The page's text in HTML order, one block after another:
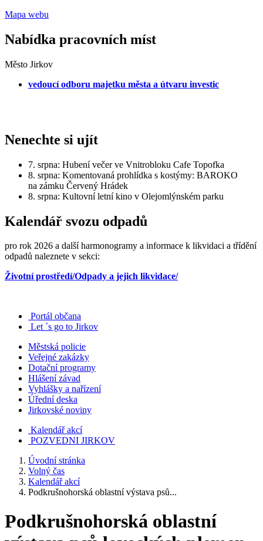
Mapa webu
Nabídka pracovních míst
Město Jirkov
vedoucí odboru majetku města a útvaru investic
Nenechte si ujít
7. srpna: Hubení večer ve Vnitrobloku Cafe Topofka
8. srpna: Komentovaná prohlídka s kostýmy: BAROKO
na zámku Červený Hrádek
8. srpna: Kultovní letní kino v Olejomlýnském parku
Kalendář svozu odpadů
pro rok 2026 a další harmonogramy a informace k likvidaci a třídění
odpadů naleznete v sekci:
Životní prostředí/Odpady a jejich likvidace/
Portál občana
Let ´s go to Jirkov
Městská policie
Veřejné zakázky
Dotační programy
Hlášení závad
Vyhlášky a nařízení
Úřední deska
Jirkovské noviny
Kalendář akcí
POZVEDNI JIRKOV
Úvodní stránka
Volný čas
Kalendář akcí
Podkrušnohorská oblastní výstava psů...
Podkrušnohorská oblastní